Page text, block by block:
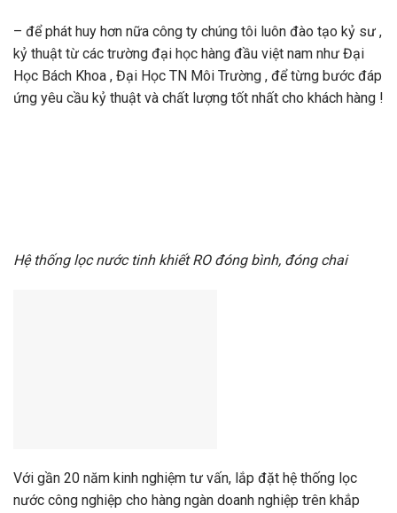
– để phát huy hơn nữa công ty chúng tôi luôn đào tạo kỷ sư ,
kỷ thuật từ các trường đại học hàng đầu việt nam như Đại
Học Bách Khoa , Đại Học TN Môi Trường , để từng bước đáp
ứng yêu cầu kỷ thuật và chất lượng tốt nhất cho khách hàng !
Hệ thống lọc nước tinh khiết RO đóng bình, đóng chai
Với gần 20 năm kinh nghiệm tư vấn, lắp đặt hệ thống lọc
nước công nghiệp cho hàng ngàn doanh nghiệp trên khắp